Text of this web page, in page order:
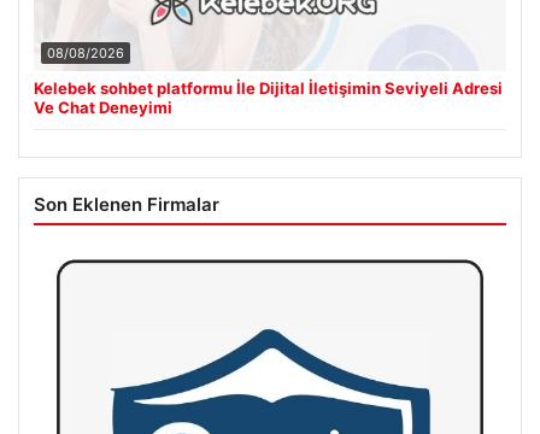
08/08/2026
Kelebek sohbet platformu İle Dijital İletişimin Seviyeli Adresi
Ve Chat Deneyimi
Son Eklenen Firmalar